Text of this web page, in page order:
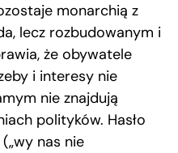
monarchią z
lecz rozbudowanym i
że obywatele
i interesy nie
nie znajdują
polityków. Hasło
nas nie